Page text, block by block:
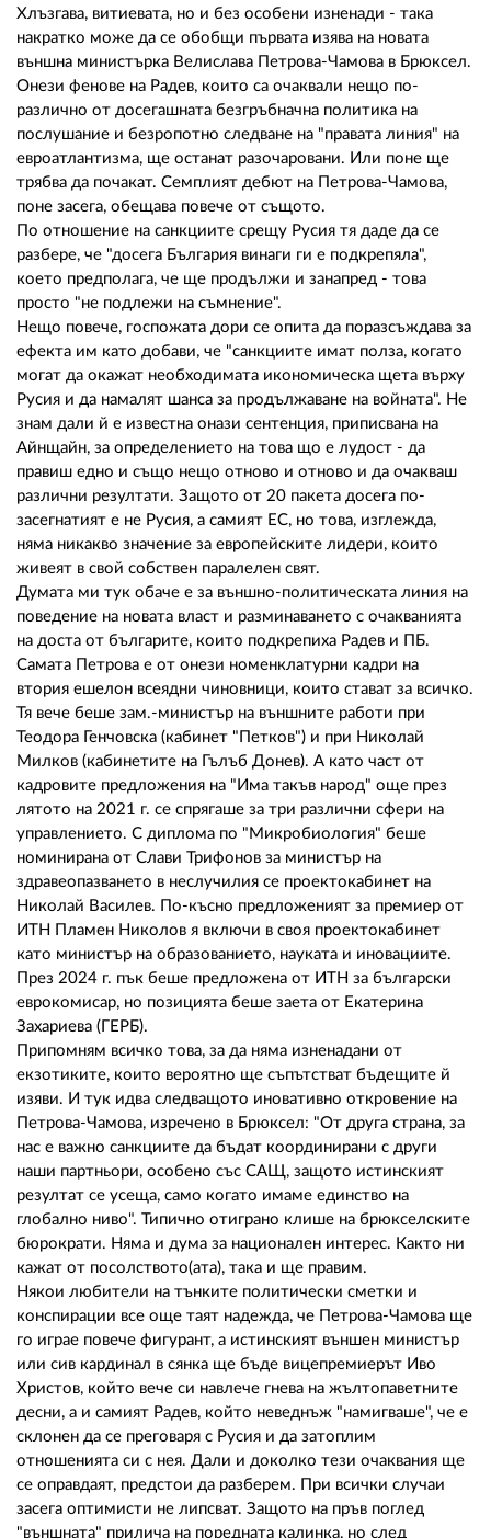
Хлъзгава, витиевата, но и без особени изненади - така
накратко може да се обобщи първата изява на новата
външна министърка Велислава Петрова-Чамова в Брюксел.
Онези фенове на Радев, които са очаквали нещо по-
различно от досегашната безгръбначна политика на
послушание и безропотно следване на "правата линия" на
евроатлантизма, ще останат разочаровани. Или поне ще
трябва да почакат. Семплият дебют на Петрова-Чамова,
поне засега, обещава повече от същото.
По отношение на санкциите срещу Русия тя даде да се
разбере, че "досега България винаги ги е подкрепяла",
което предполага, че ще продължи и занапред - това
просто "не подлежи на съмнение".
Нещо повече, госпожата дори се опита да поразсъждава за
ефекта им като добави, че "санкциите имат полза, когато
могат да окажат необходимата икономическа щета върху
Русия и да намалят шанса за продължаване на войната". Не
знам дали й е известна онази сентенция, приписвана на
Айнщайн, за определението на това що е лудост - да
правиш едно и също нещо отново и отново и да очакваш
различни резултати. Защото от 20 пакета досега по-
засегнатият е не Русия, а самият ЕС, но това, изглежда,
няма никакво значение за европейските лидери, които
живеят в свой собствен паралелен свят.
Думата ми тук обаче е за външно-политическата линия на
поведение на новата власт и разминаването с очакванията
на доста от българите, които подкрепиха Радев и ПБ.
Самата Петрова е от онези номенклатурни кадри на
втория ешелон всеядни чиновници, които стават за всичко.
Тя вече беше зам.-министър на външните работи при
Теодора Генчовска (кабинет "Петков") и при Николай
Милков (кабинетите на Гълъб Донев). А като част от
кадровите предложения на "Има такъв народ" още през
лятото на 2021 г. се спрягаше за три различни сфери на
управлението. С диплома по "Микробиология" беше
номинирана от Слави Трифонов за министър на
здравеопазването в неслучилия се проектокабинет на
Николай Василев. По-късно предложеният за премиер от
ИТН Пламен Николов я включи в своя проектокабинет
като министър на образованието, науката и иновациите.
През 2024 г. пък беше предложена от ИТН за български
еврокомисар, но позицията беше заета от Екатерина
Захариева (ГЕРБ).
Припомням всичко това, за да няма изненадани от
екзотиките, които вероятно ще съпътстват бъдещите й
изяви. И тук идва следващото иновативно откровение на
Петрова-Чамова, изречено в Брюксел: "От друга страна, за
нас е важно санкциите да бъдат координирани с други
наши партньори, особено със САЩ, защото истинският
резултат се усеща, само когато имаме единство на
глобално ниво". Типично отиграно клише на брюкселските
бюрократи. Няма и дума за национален интерес. Както ни
кажат от посолството(ата), така и ще правим.
Някои любители на тънките политически сметки и
конспирации все още таят надежда, че Петрова-Чамова ще
го играе повече фигурант, а истинският външен министър
или сив кардинал в сянка ще бъде вицепремиерът Иво
Христов, който вече си навлече гнева на жълтопаветните
десни, а и самият Радев, който неведнъж "намигваше", че е
склонен да се преговаря с Русия и да затоплим
отношенията си с нея. Дали и доколко тези очаквания ще
се оправдаят, предстои да разберем. При всички случаи
засега оптимисти не липсват. Защото на пръв поглед
"външната" прилича на поредната калинка, но след
02 975 20 35